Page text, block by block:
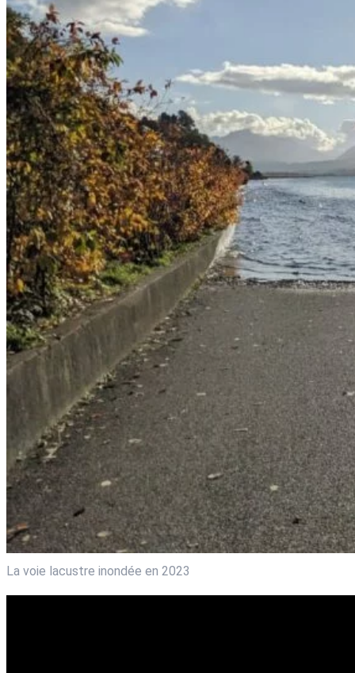
La voie lacustre inondée en 2023